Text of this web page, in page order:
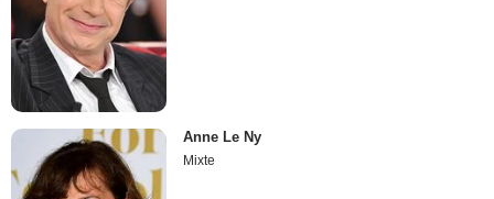
Anne Le Ny
Mixte